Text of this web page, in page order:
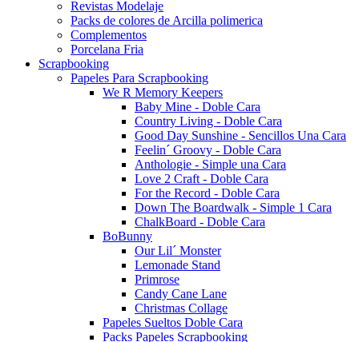
Revistas Modelaje
Packs de colores de Arcilla polimerica
Complementos
Porcelana Fria
Scrapbooking
Papeles Para Scrapbooking
We R Memory Keepers
Baby Mine - Doble Cara
Country Living - Doble Cara
Good Day Sunshine - Sencillos Una Cara
Feelin´ Groovy - Doble Cara
Anthologie - Simple una Cara
Love 2 Craft - Doble Cara
For the Record - Doble Cara
Down The Boardwalk - Simple 1 Cara
ChalkBoard - Doble Cara
BoBunny
Our Lil´ Monster
Lemonade Stand
Primrose
Candy Cane Lane
Christmas Collage
Papeles Sueltos Doble Cara
Packs Papeles Scrapbooking